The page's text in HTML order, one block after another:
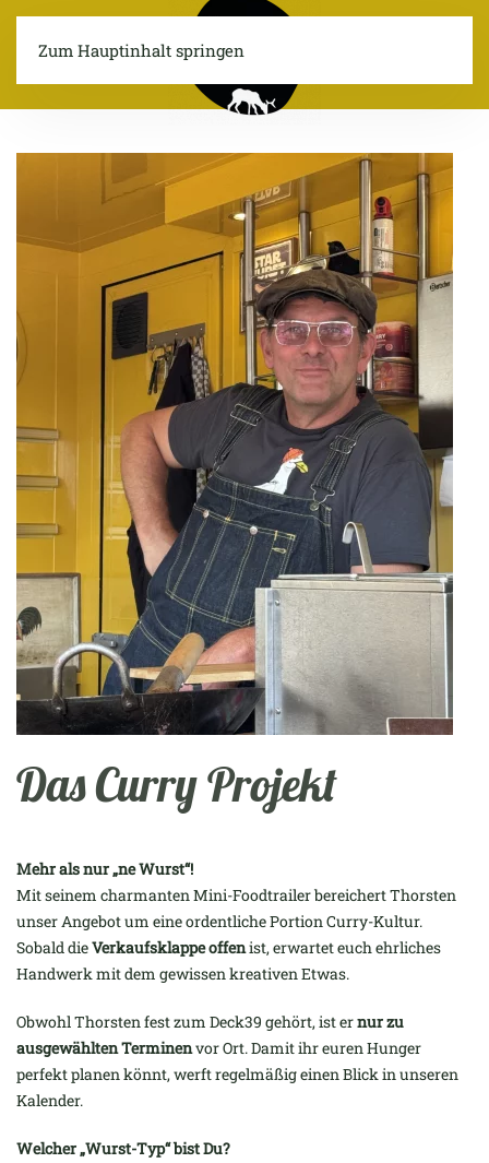
Zum Hauptinhalt springen
Das Curry Projekt
Mehr als nur „ne Wurst“!
Mit seinem charmanten Mini-Foodtrailer bereichert Thorsten
unser Angebot um eine ordentliche Portion Curry-Kultur.
Sobald dieVerkaufsklappe offenist, erwartet euch ehrliches
Handwerk mit dem gewissen kreativen Etwas.
Obwohl Thorsten fest zum Deck39 gehört, ist ernur zu
ausgewählten Terminenvor Ort. Damit ihr euren Hunger
perfekt planen könnt, werft regelmäßig einen Blick in unseren
Kalender.
Welcher „Wurst-Typ“ bist Du?